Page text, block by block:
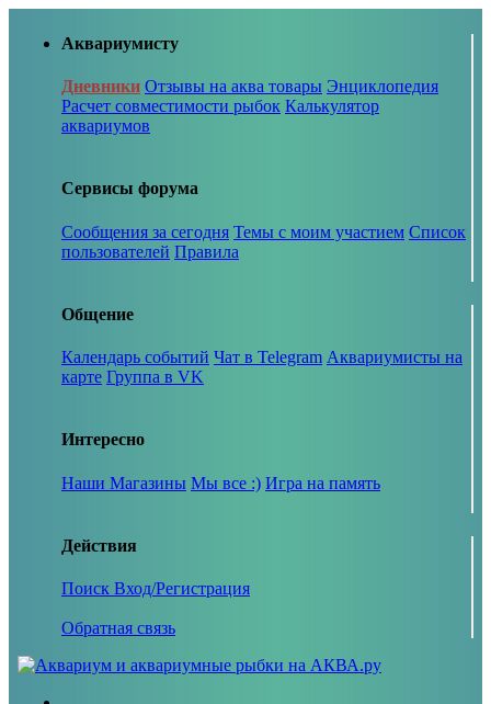
Аквариумисту
Дневники Отзывы на аква товары Энциклопедия
Расчет совместимости рыбок Калькулятор
аквариумов
Сервисы форума
Сообщения за сегодня Темы с моим участием Список
пользователей Правила
Общение
Календарь событий Чат в Telegram Аквариумисты на
карте Группа в VK
Интересно
Наши Магазины Мы все :) Игра на память
Действия
Поиск Вход/Регистрация
Обратная связь